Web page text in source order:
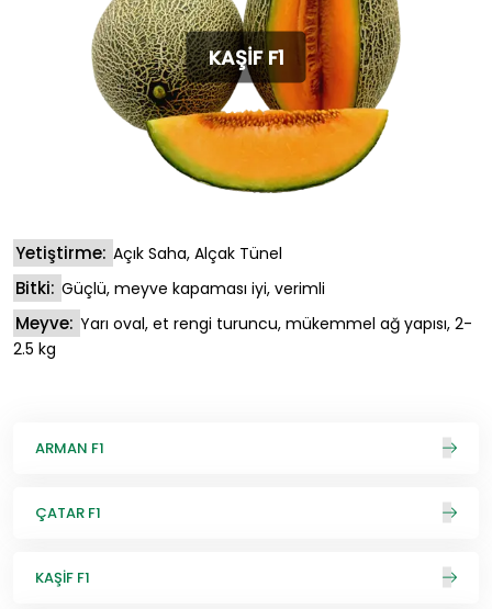
KAŞİF F1
Yetiştirme: Açık Saha, Alçak Tünel
Bitki: Güçlü, meyve kapaması iyi, verimli
Meyve: Yarı oval, et rengi turuncu, mükemmel ağ yapısı, 2-
2.5 kg
ARMAN F1
ÇATAR F1
KAŞİF F1